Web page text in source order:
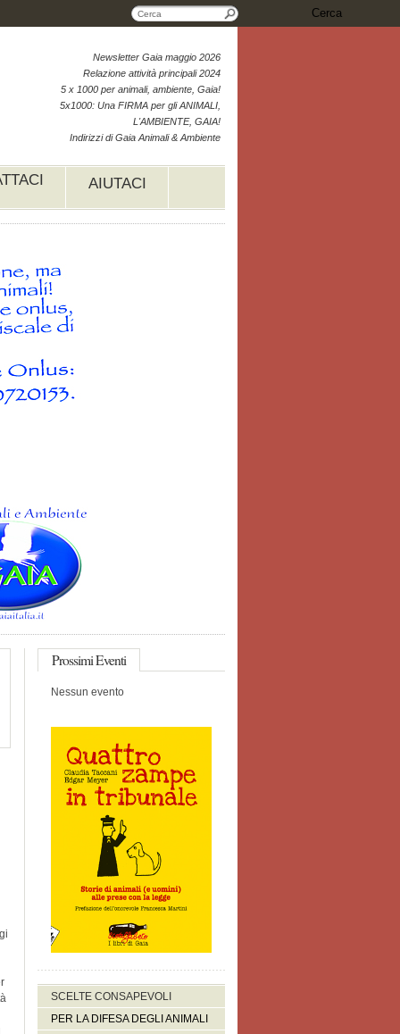
AIUTACI
Cerca
Newsletter Gaia maggio 2026
Relazione attività principali 2024
5 x 1000 per animali, ambiente, Gaia!
5x1000: Una FIRMA per gli ANIMALI,
L'AMBIENTE, GAIA!
Indirizzi di Gaia Animali & Ambiente
ProssimiEventi
Nessun evento
SCELTE CONSAPEVOLI
PER LA DIFESA DEGLI ANIMALI